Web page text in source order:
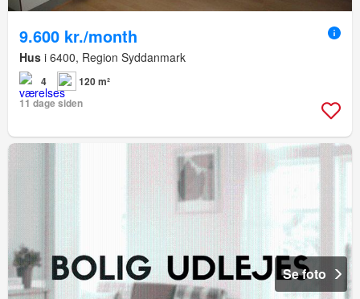
9.600 kr./month
Hus i 6400, Region Syddanmark
4
120 m²
11 dage siden
Se foto